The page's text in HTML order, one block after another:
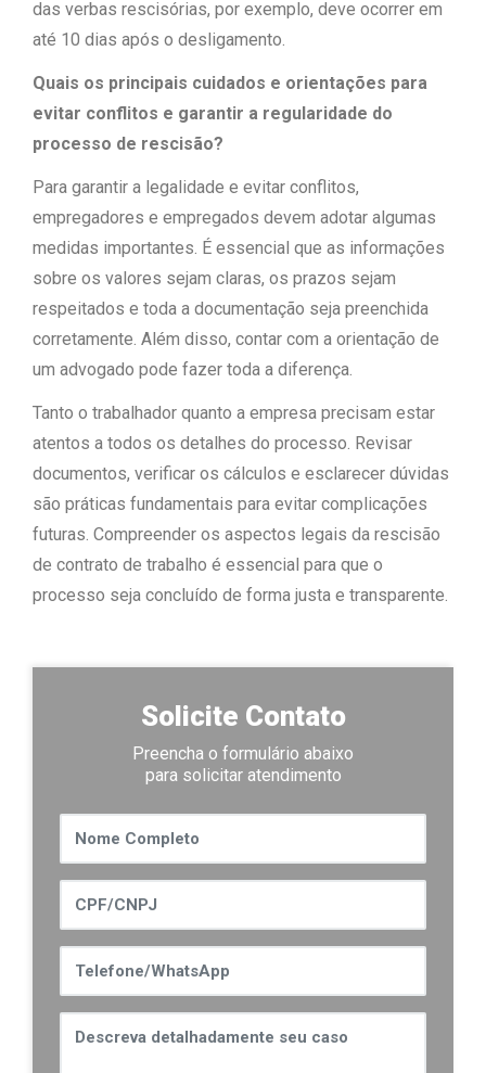
das verbas rescisórias, por exemplo, deve ocorrer em
até 10 dias após o desligamento.
Quais os principais cuidados e orientações para
evitar conflitos e garantir a regularidade do
processo de rescisão?
Para garantir a legalidade e evitar conflitos,
empregadores e empregados devem adotar algumas
medidas importantes. É essencial que as informações
sobre os valores sejam claras, os prazos sejam
respeitados e toda a documentação seja preenchida
corretamente. Além disso, contar com a orientação de
um advogado pode fazer toda a diferença.
Tanto o trabalhador quanto a empresa precisam estar
atentos a todos os detalhes do processo. Revisar
documentos, verificar os cálculos e esclarecer dúvidas
são práticas fundamentais para evitar complicações
futuras. Compreender os aspectos legais da rescisão
de contrato de trabalho é essencial para que o
processo seja concluído de forma justa e transparente.
Solicite Contato
Preencha o formulário abaixo
para solicitar atendimento